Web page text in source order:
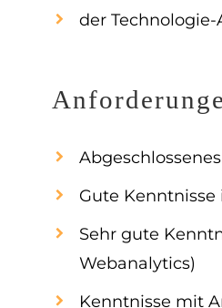
der Technologie-
Gute
Sehr gute
Webanalytics)
Kenntnisse mit